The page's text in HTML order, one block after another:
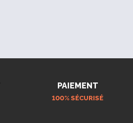
PAIEMENT
100% SÉCURISÉ